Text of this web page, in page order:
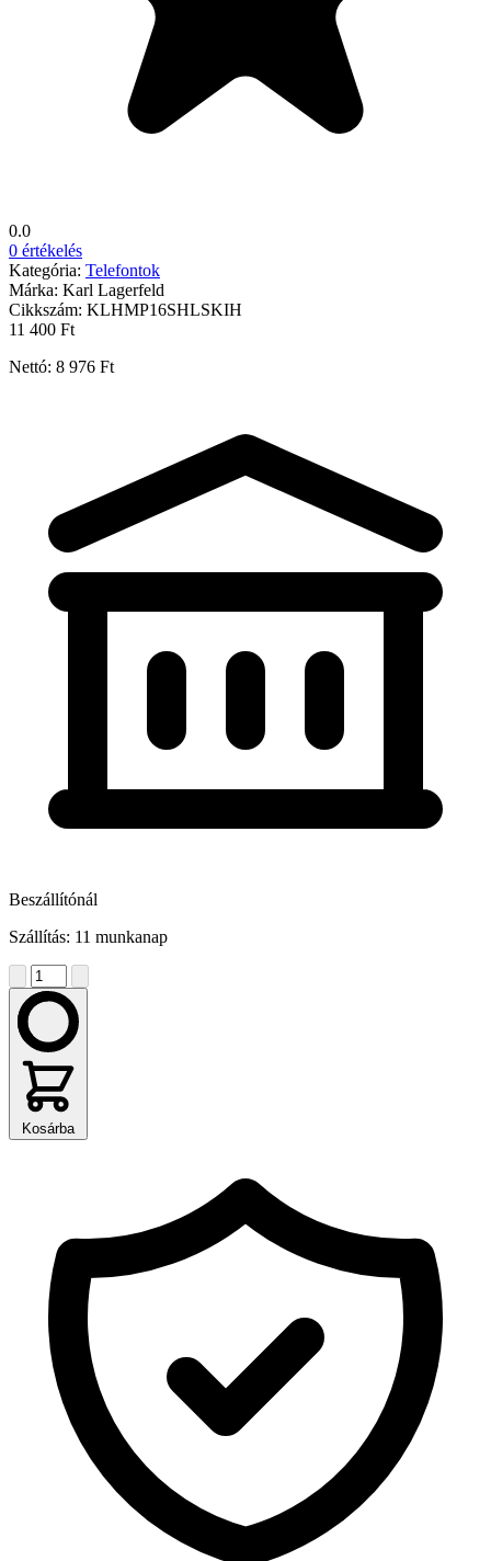
0.0
0 értékelés
Kategória: Telefontok
Márka: Karl Lagerfeld
Cikkszám: KLHMP16SHLSKIH
11 400 Ft
Nettó: 8 976 Ft
Beszállítónál
Szállítás: 11 munkanap
Kosárba